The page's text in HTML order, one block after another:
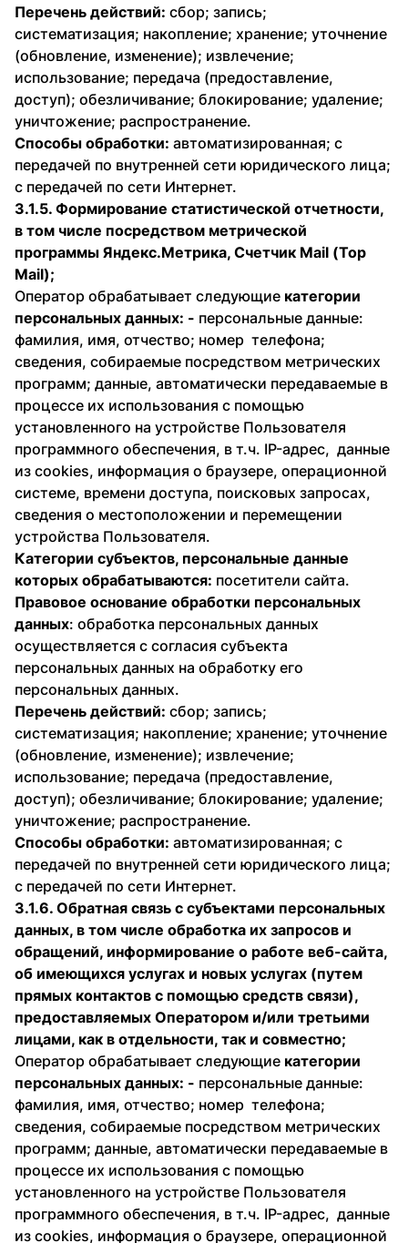
Перечень действий: сбор; запись;
систематизация; накопление; хранение; уточнение
(обновление, изменение); извлечение;
использование; передача (предоставление,
доступ); обезличивание; блокирование; удаление;
уничтожение; распространение.
Способы обработки: автоматизированная; с
передачей по внутренней сети юридического лица;
с передачей по сети Интернет.
3.1.5. Формирование статистической отчетности,
в том числе посредством метрической
программы Яндекс.Метрика, Счетчик Mail (Top
Mail);
Оператор обрабатывает следующие категории
персональных данных: - персональные данные:
фамилия, имя, отчество; номер телефона;
сведения, собираемые посредством метрических
программ; данные, автоматически передаваемые в
процессе их использования с помощью
установленного на устройстве Пользователя
программного обеспечения, в т.ч. IP-адрес, данные
из cookies, информация о браузере, операционной
системе, времени доступа, поисковых запросах,
сведения о местоположении и перемещении
устройства Пользователя.
Категории субъектов, персональные данные
которых обрабатываются: посетители сайта.
Правовое основание обработки персональных
данных: обработка персональных данных
осуществляется с согласия субъекта
персональных данных на обработку его
персональных данных.
Перечень действий: сбор; запись;
систематизация; накопление; хранение; уточнение
(обновление, изменение); извлечение;
использование; передача (предоставление,
доступ); обезличивание; блокирование; удаление;
уничтожение; распространение.
Способы обработки: автоматизированная; с
передачей по внутренней сети юридического лица;
с передачей по сети Интернет.
3.1.6. Обратная связь с субъектами персональных
данных, в том числе обработка их запросов и
обращений, информирование о работе веб-сайта,
об имеющихся услугах и новых услугах (путем
прямых контактов с помощью средств связи),
предоставляемых Оператором и/или третьими
лицами, как в отдельности, так и совместно;
Оператор обрабатывает следующие категории
персональных данных: - персональные данные:
фамилия, имя, отчество; номер телефона;
сведения, собираемые посредством метрических
программ; данные, автоматически передаваемые в
процессе их использования с помощью
установленного на устройстве Пользователя
программного обеспечения, в т.ч. IP-адрес, данные
из cookies, информация о браузере, операционной